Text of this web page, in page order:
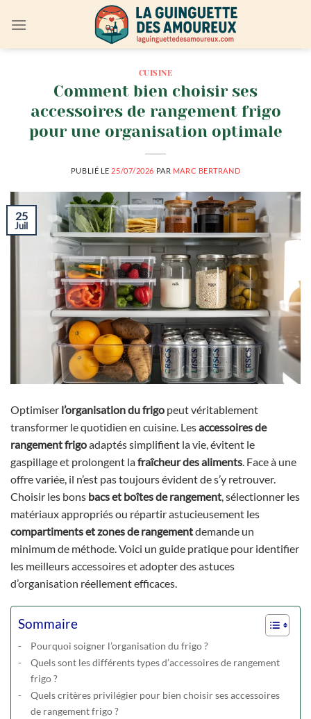
CUISINE
Comment bien choisir ses
accessoires de rangement frigo
pour une organisation optimale
PUBLIÉ LE 25/07/2026 PAR MARC BERTRAND
25
Juil
Optimiser l’organisation du frigo peut véritablement
transformer le quotidien en cuisine. Lesaccessoires de
rangement frigoadaptés simplifient la vie, évitent le
gaspillage et prolongent lafraîcheur des aliments . Face à une
offre variée, il n’est pas toujours évident de s’y retrouver.
Choisir les bons bacs et boîtes de rangement , sélectionner les
matériaux appropriés ou répartir astucieusement les
compartiments et zones de rangementdemande un
minimum de méthode. Voici un guide pratique pour identifier
les meilleurs accessoires et adopter des astuces
d’organisation réellement efficaces.
Sommaire
Pourquoi soigner l’organisation du frigo ?
Quels sont les différents types d’accessoires de rangement
frigo ?
Quels critères privilégier pour bien choisir ses accessoires
de rangement frigo ?